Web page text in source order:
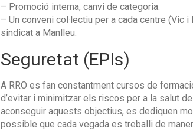
– Promoció interna, canvi de categoria.
– Un conveni col·lectiu per a cada centre
sindicat a Manlleu.
Seguretat (EPIs)
A RRO es fan constantment cursos de
d’evitar i minimitzar els riscos per a la salut
aconseguir aquests objectius, es dediquen
possible que cada vegada es treballi de